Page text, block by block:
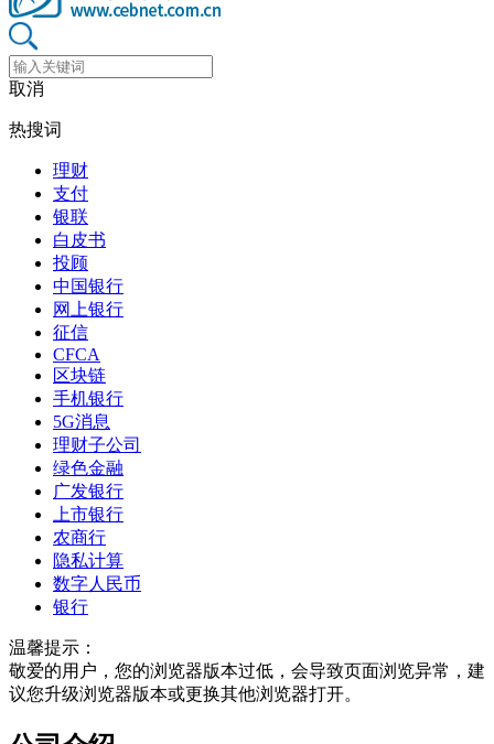
取消
热搜词
理财
支付
银联
白皮书
投顾
中国银行
网上银行
征信
CFCA
区块链
手机银行
5G消息
理财子公司
绿色金融
广发银行
上市银行
农商行
隐私计算
数字人民币
银行
温馨提示：
敬爱的用户，您的浏览器版本过低，会导致页面浏览异常，建
议您升级浏览器版本或更换其他浏览器打开。